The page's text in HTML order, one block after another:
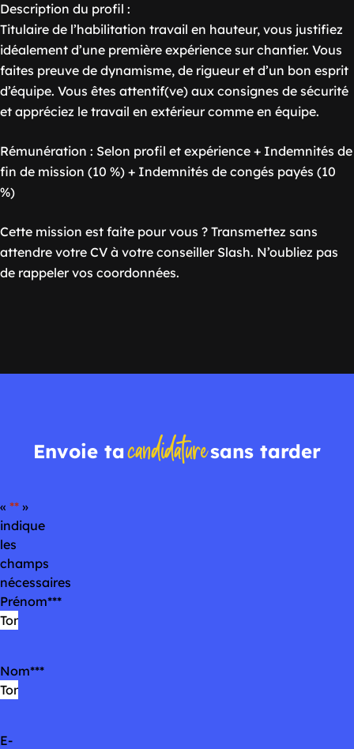
Description du profil :
Titulaire de l’habilitation travail en hauteur, vous justifiez
idéalement d’une première expérience sur chantier. Vous
faites preuve de dynamisme, de rigueur et d’un bon esprit
d’équipe. Vous êtes attentif(ve) aux consignes de sécurité
et appréciez le travail en extérieur comme en équipe.
Rémunération : Selon profil et expérience + Indemnités de
fin de mission (10 %) + Indemnités de congés payés (10
%)
Cette mission est faite pour vous ? Transmettez sans
attendre votre CV à votre conseiller Slash. N’oubliez pas
de rappeler vos coordonnées.
Envoie tacandidaturesans tarder
« * »
indique
les
champs
nécessaires
Prénom*
Nom*
E-